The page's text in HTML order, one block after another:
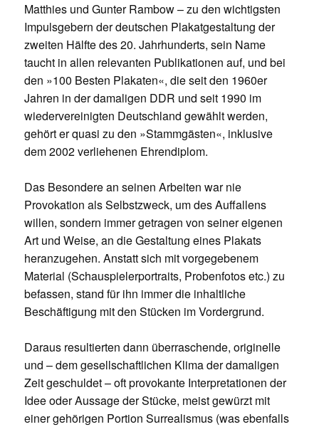
Matthies und Gunter Rambow – zu den wichtigsten
Impulsgebern der deutschen Plakatgestaltung der
zweiten Hälfte des 20. Jahrhunderts, sein Name
taucht in allen relevanten Publikationen auf, und bei
den »100 Besten Plakaten«, die seit den 1960er
Jahren in der damaligen DDR und seit 1990 im
wiedervereinigten Deutschland gewählt werden,
gehört er quasi zu den »Stammgästen«, inklusive
dem 2002 verliehenen Ehrendiplom.
Das Besondere an seinen Arbeiten war nie
Provokation als Selbstzweck, um des Auffallens
willen, sondern immer getragen von seiner eigenen
Art und Weise, an die Gestaltung eines Plakats
heranzugehen. Anstatt sich mit vorgegebenem
Material (Schauspielerportraits, Probenfotos etc.) zu
befassen, stand für ihn immer die inhaltliche
Beschäftigung mit den Stücken im Vordergrund.
Daraus resultierten dann überraschende, originelle
und – dem gesellschaftlichen Klima der damaligen
Zeit geschuldet – oft provokante Interpretationen der
Idee oder Aussage der Stücke, meist gewürzt mit
einer gehörigen Portion Surrealismus (was ebenfalls